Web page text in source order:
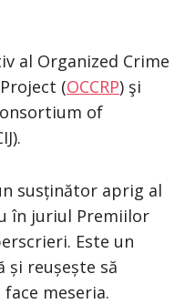
al Organized Crime
(OCCRP) şi
of
susținător aprig al
în juriul Premiilor
Este un
și reușește să
meseria.